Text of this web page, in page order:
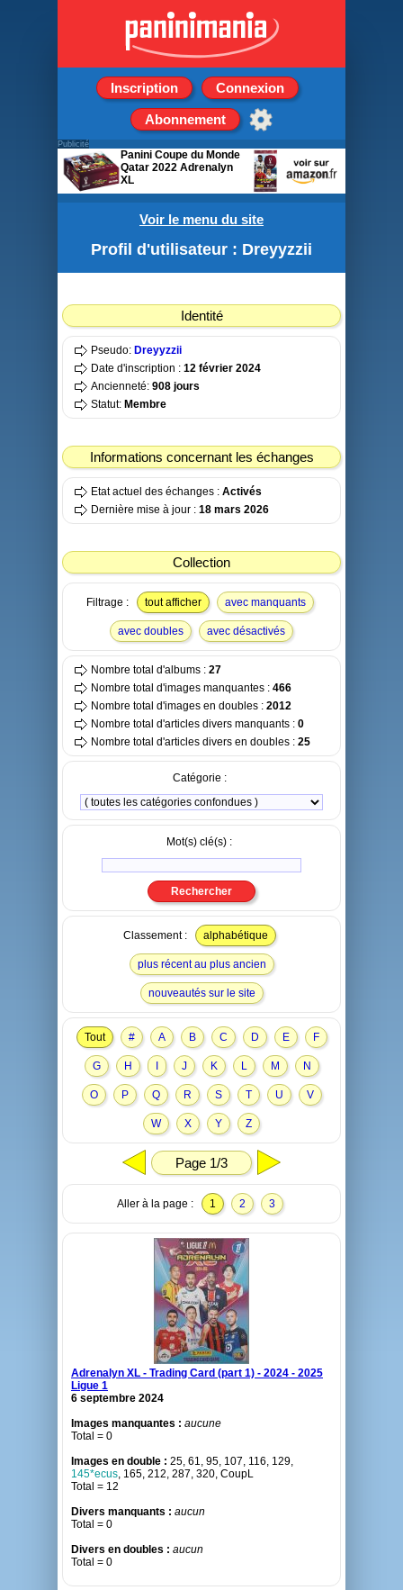
Inscription Connexion
Abonnement
Voir le menu du site
Profil d'utilisateur : Dreyyzzii
Identité
Pseudo: Dreyyzzii
Date d'inscription : 12 février 2024
Ancienneté: 908 jours
Statut: Membre
Informations concernant les échanges
Etat actuel des échanges : Activés
Dernière mise à jour : 18 mars 2026
Collection
Filtrage : tout afficher avec manquants
avec doubles avec désactivés
Nombre total d'albums : 27
Nombre total d'images manquantes : 466
Nombre total d'images en doubles : 2012
Nombre total d'articles divers manquants : 0
Nombre total d'articles divers en doubles : 25
Catégorie :
Mot(s) clé(s) :
Classement : alphabétique
plus récent au plus ancien
nouveautés sur le site
Tout # A B C D E F
G H J K L M N
O P Q R S T U V
W X Y Z
Page 1/3
Aller à la page : 1 2 3
Adrenalyn XL - Trading Card (part 1) - 2024 - 2025
Ligue 1
6 septembre 2024
Images manquantes : aucune
Total = 0
Images en double : 25, 61, 95, 107, 116, 129,
145*ecus, 165, 212, 287, 320, CoupL
Total = 12
Divers manquants : aucun
Total = 0
Divers en doubles : aucun
Total = 0
Publicité
Panini Coupe du Monde
Qatar 2022 Adrenalyn
XL
Boîte de 24 Pochettes de
8 cartes